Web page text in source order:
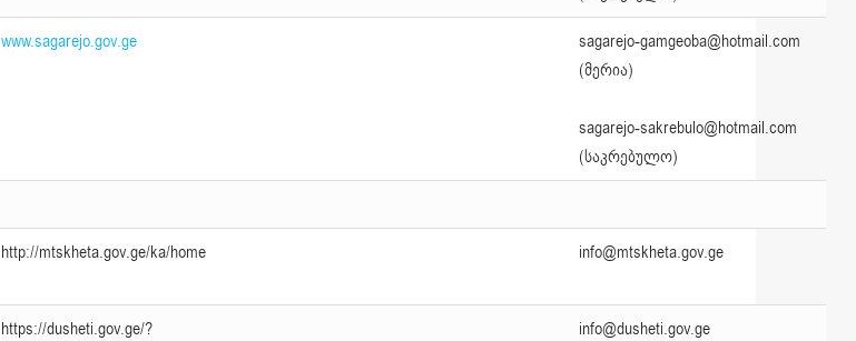
www.sagarejo.gov.ge
sagarejo-gamgeoba@hotmail.com
(მერია)
sagarejo-sakrebulo@hotmail.com
(საკრებულო)
http://mtskheta.gov.ge/ka/home info@mtskheta.gov.ge
https://dusheti.gov.ge/?
info@dusheti.gov.ge